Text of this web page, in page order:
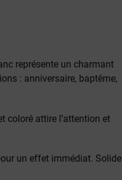
représente un charmant
: anniversaire, baptême,
coloré attire l’attention et
un effet immédiat. Solide